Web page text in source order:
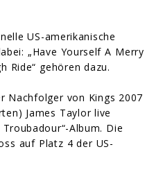
US-amerikanische
„Have Yourself A Merry
Ride“ gehören dazu.
Nachfolger von Kings 2007
James Taylor live
Album. Die
auf Platz 4 der US-